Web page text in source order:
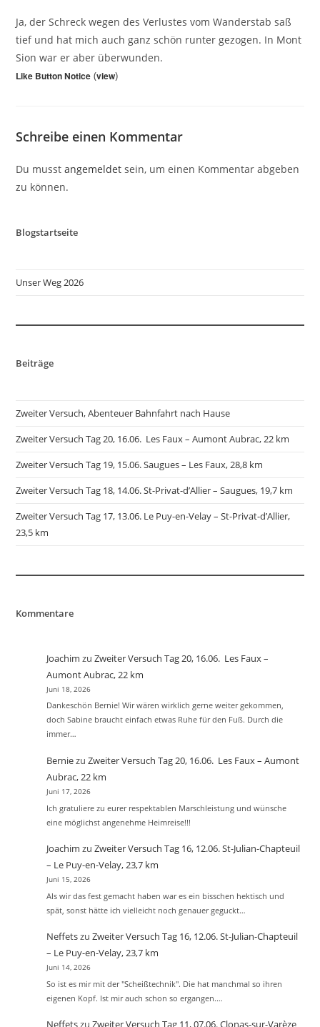
Ja, der Schreck wegen des Verlustes vom Wanderstab saß
tief und hat mich auch ganz schön runter gezogen. In Mont
Sion war er aber überwunden.
Like Button Notice (view)
Schreibe einen Kommentar
Du musstangemeldet sein, um einen Kommentar abgeben
zu können.
Blogstartseite
Unser Weg 2026
Beiträge
Zweiter Versuch, Abenteuer Bahnfahrt nach Hause
Zweiter Versuch Tag 20, 16.06. Les Faux – Aumont Aubrac, 22 km
Zweiter Versuch Tag 19, 15.06. Saugues – Les Faux, 28,8 km
Zweiter Versuch Tag 18, 14.06. St-Privat-d’Allier – Saugues, 19,7 km
Zweiter Versuch Tag 17, 13.06. Le Puy-en-Velay – St-Privat-d’Allier,
23,5 km
Kommentare
Joachim zu Zweiter Versuch Tag 20, 16.06. Les Faux –
Aumont Aubrac, 22 km
Juni 18, 2026
Dankeschön Bernie! Wir wären wirklich gerne weiter gekommen,
doch Sabine braucht einfach etwas Ruhe für den Fuß. Durch die
immer…
Berniezu Zweiter Versuch Tag 20, 16.06. Les Faux – Aumont
Aubrac, 22 km
Juni 17, 2026
Ich gratuliere zu eurer respektablen Marschleistung und wünsche
eine möglichst angenehme Heimreise!!!
Joachim zu Zweiter Versuch Tag 16, 12.06. St-Julian-Chapteuil
– Le Puy-en-Velay, 23,7 km
Juni 15, 2026
Als wir das fest gemacht haben war es ein bisschen hektisch und
spät, sonst hätte ich vielleicht noch genauer geguckt…
Neffetszu Zweiter Versuch Tag 16, 12.06. St-Julian-Chapteuil
– Le Puy-en-Velay, 23,7 km
Juni 14, 2026
So ist es mir mit der "Scheißtechnik". Die hat manchmal so ihren
eigenen Kopf. Ist mir auch schon so ergangen.…